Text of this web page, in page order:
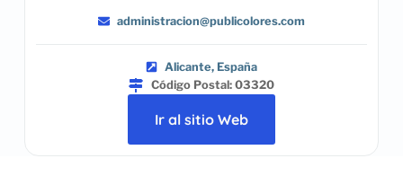
administracion@publicolores.com
Alicante, España
Código Postal: 03320
Ir al sitio Web